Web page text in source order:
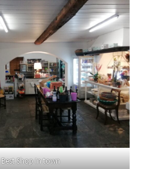
Best Shop In town